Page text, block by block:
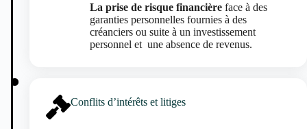
La prise de risque financière face à des
garanties personnelles fournies à des
créanciers ou suite à un investissement
personnel et une absence de revenus.
Conflits d’intérêts et litiges